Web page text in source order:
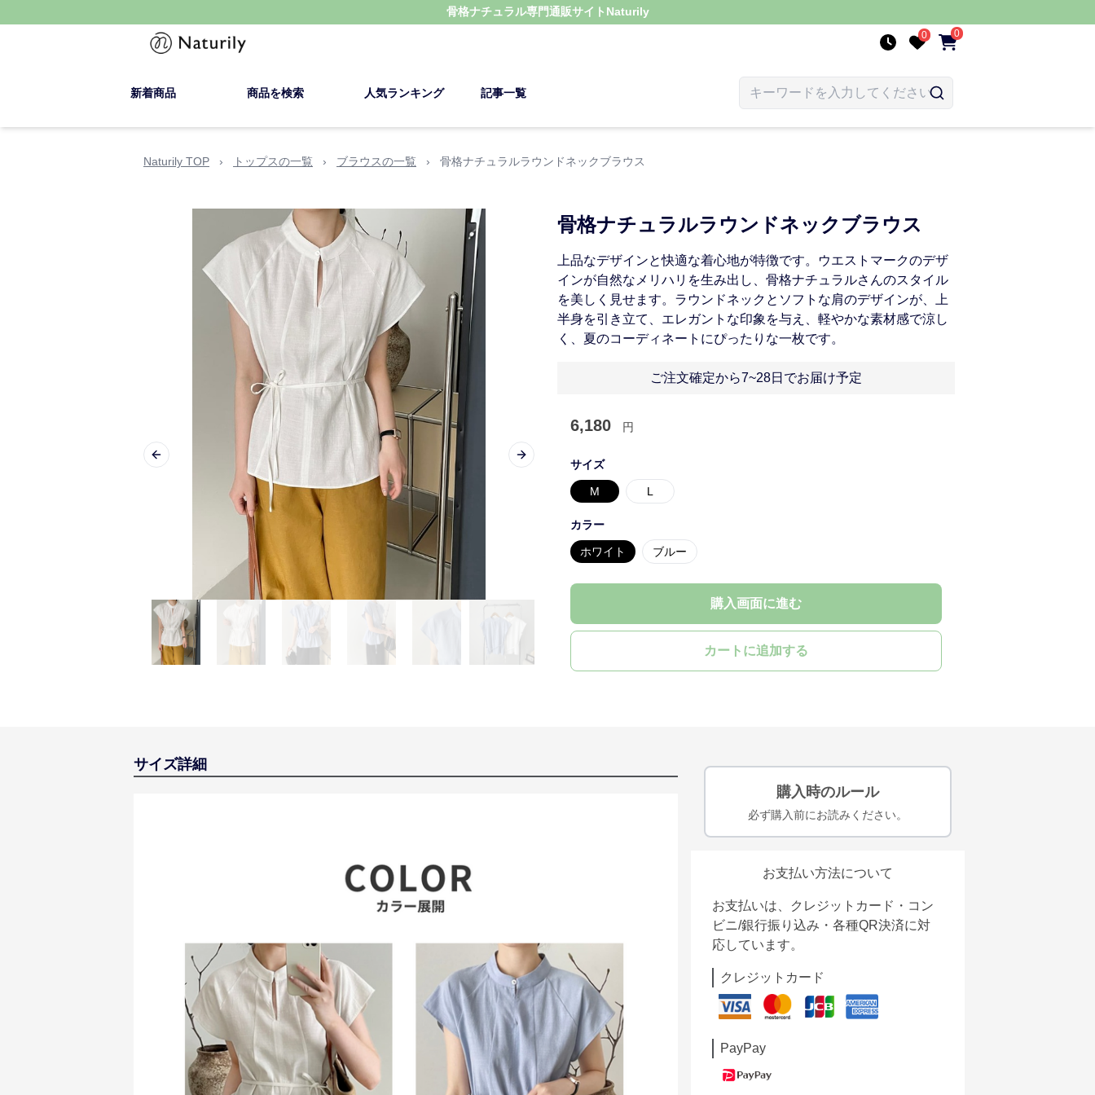
骨格ナチュラル専門通販サイト Naturily
0 0
新着商品 商品を検索 人気ランキング 記事一覧
Naturily TOP › トップスの一覧 › ブラウスの一覧 › 骨格ナチュラルラウンドネックブラウス
Previous slide Next slide
骨格ナチュラルラウンドネックブラウス
上品なデザインと快適な着心地が特徴です。ウエストマークのデザ
インが自然なメリハリを生み出し、骨格ナチュラルさんのスタイル
を美しく見せます。ラウンドネックとソフトな肩のデザインが、上
半身を引き立て、エレガントな印象を与え、軽やかな素材感で涼し
く、夏のコーディネートにぴったりな一枚です。
ご注文確定から7~28日でお届け予定
6,180 円
サイズ
M L
カラー
ホワイト ブルー
購入画面に進む
カートに追加する
サイズ詳細
購入時のルール
必ず購入前にお読みください。
お支払い方法について
お支払いは、クレジットカード・コン
ビニ/銀行振り込み・各種QR決済に対
応しています。
クレジットカード
PayPay